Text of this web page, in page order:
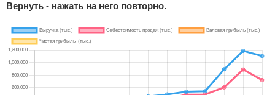
Вернуть - нажать на него повторно.